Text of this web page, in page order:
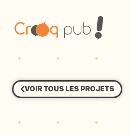
VOIR TOUS LES PROJETS